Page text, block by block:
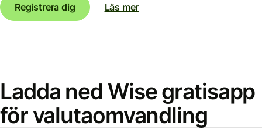
Registrera dig
Läs mer
Ladda ned Wise gratisapp
för valutaomvandling